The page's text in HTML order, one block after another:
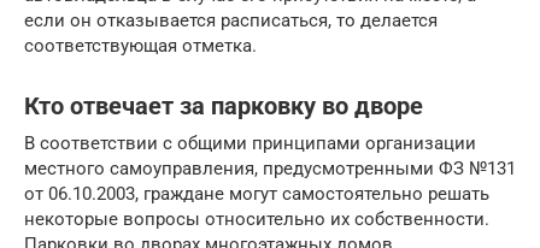
если он отказывается расписаться, то делается
соответствующая отметка.
Кто отвечает за парковку во дворе
В соответствии с общими принципами организации
местного самоуправления, предусмотренными ФЗ №131
от 06.10.2003, граждане могут самостоятельно решать
некоторые вопросы относительно их собственности.